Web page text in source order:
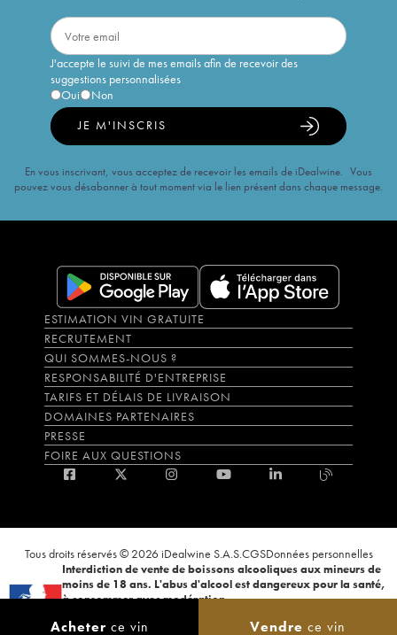
Acheter ce vin Vendre ce vin
J'accepte le suivi de mes emails afin de recevoir des
suggestions personnalisées
Oui
Non
JE M'INSCRIS
En vous inscrivant, vous acceptez de recevoir les emails de iDealwine. Vous
pouvez vous désabonner à tout moment via le lien présent dans chaque message.
ESTIMATION VIN GRATUITE
RECRUTEMENT
QUI SOMMES-NOUS ?
RESPONSABILITÉ D'ENTREPRISE
TARIFS ET DÉLAIS DE LIVRAISON
DOMAINES PARTENAIRES
PRESSE
FOIRE AUX QUESTIONS
Tous droits réservés © 2026 iDealwine S.A.S.CGSDonnées personnelles
Interdiction de vente de boissons alcooliques aux mineurs de
moins de 18 ans. L'abus d'alcool est dangereux pour la santé,
à consommer avec modération.
ligne. CODE DE LA SANTÉ PUBLIQUE, ART.L.3342-1 et L.3353-3